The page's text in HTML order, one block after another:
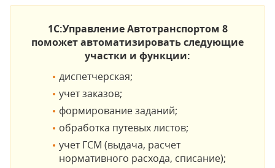
1С:Управление Автотранспортом 8
поможет автоматизировать следующие
участки и функции:
диспетчерская;
учет заказов;
формирование заданий;
обработка путевых листов;
учет ГСМ (выдача, расчет
нормативного расхода, списание);